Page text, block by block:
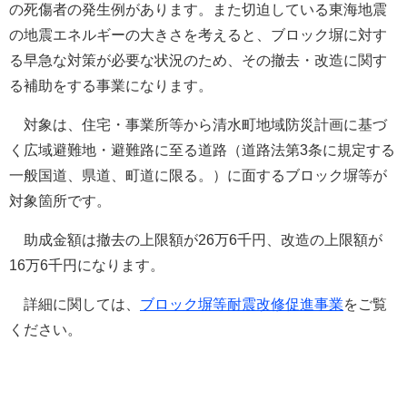
の死傷者の発生例があります。また切迫している東海地震
の地震エネルギーの大きさを考えると、ブロック塀に対す
る早急な対策が必要な状況のため、その撤去・改造に関す
る補助をする事業になります。
対象は、 住宅・事業所等から清水町地域防災計画に基づ
く広域避難地・避難路に至る道路（道路法第3条に規定する
一般国道、県道、町道に限る。）に面するブロック塀等が
対象箇所です。
助成金額は撤去の上限額が26万6千円、改造の上限額が
16万6千円になります。
詳細に関しては、 ブロック塀等耐震改修促進事業をご覧
ください。